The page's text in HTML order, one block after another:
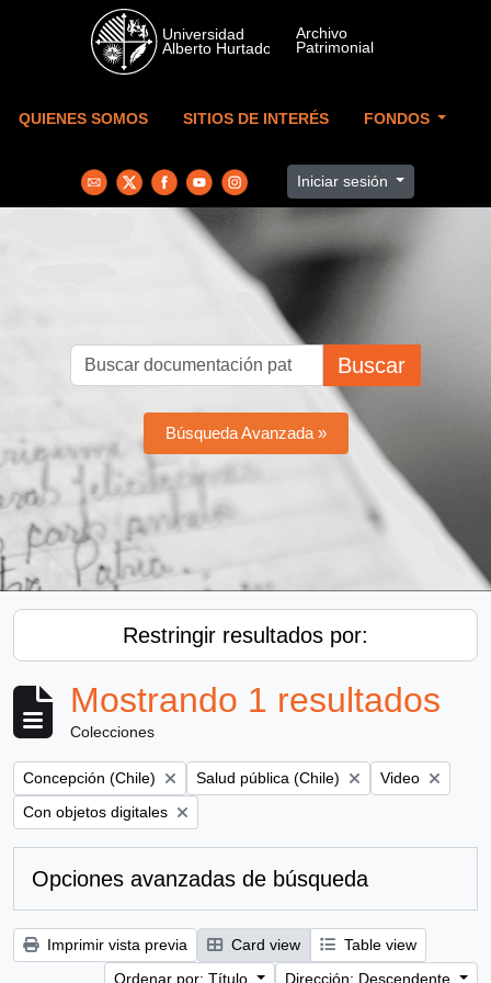
Skip to main content
QUIENES SOMOS SITIOS DE INTERÉS FONDOS
Iniciar sesión
Buscar
Búsqueda Avanzada »
Restringir resultados por:
Mostrando 1 resultados
Colecciones
Remove filter:
Concepción (Chile) Remove filter:
Salud pública (Chile) Remove filter:
Video
Remove filter:
Con objetos digitales
Opciones avanzadas de búsqueda
Imprimir vista previa Card view
Table view
Ordenar por: Título
Dirección: Descendente